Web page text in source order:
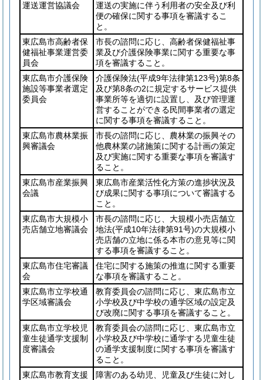
運送運営協議会
運送の実施に伴う利用者の安全及び利
便の確保に関する事項を審議するこ
と。
東広島市高齢者保
健福祉事業運営委
員会
市長の諮問に応じ、高齢者保健福祉事
業及び介護保険事業に関する重要な事
項を審議すること。
東広島市介護保険
施設等事業者選定
委員会
介護保険法(平成9年法律第123号)第8条
及び第8条の2に規定するサービス提供
事業所等を適切に設置し、及び管理運
営することができる民間事業者の選定
に関する事項を審議すること。
東広島市農林業振
興審議会
市長の諮問に応じ、農林業の振興その
他農林業の諸施策に関する計画の策定
及び実施に関する重要な事項を審議す
ること。
東広島市産業振興
会議
東広島市産業活性化方策の進捗状況及
び成果に関する事項について審議する
こと。
東広島市大規模小
売店舗立地審議会
市長の諮問に応じ、大規模小売店舗立
地法(平成10年法律第91号)の大規模小
売店舗の立地に係る本市の意見等に関
する事項を審議すること。
東広島市住宅審議
会
住宅に関する施策の推進に関する重要
な事項を審議すること。
東広島市立学校通
学区域審議会
教育委員会の諮問に応じ、東広島市立
小学校及び中学校の通学区域の設定及
び改廃に関する事項を審議すること。
東広島市立学校児
童生徒通学支援制
度審議会
教育委員会の諮問に応じ、東広島市立
小学校及び中学校に通学する児童生徒
の通学支援制度に関する事項を審議す
ること。
東広島市教育支援
障害のある幼児、児童及び生徒に対し